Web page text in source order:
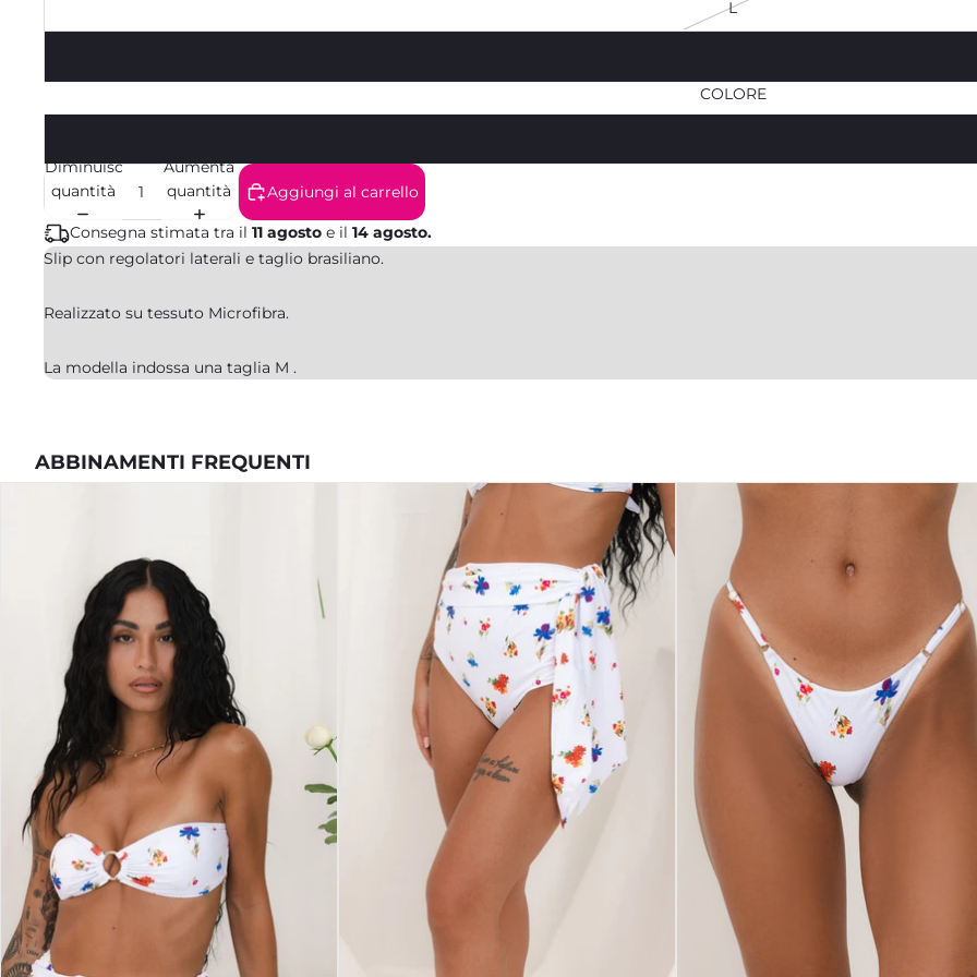
L
COLORE
Diminuisci
quantità
Aumenta
quantità
Aggiungi al carrello
Consegna stimata tra il 11 agosto e il 14 agosto.
Slip con regolatori laterali e taglio brasiliano.
Realizzato su tessuto Microfibra.
La modella indossa una taglia M .
ABBINAMENTI FREQUENTI